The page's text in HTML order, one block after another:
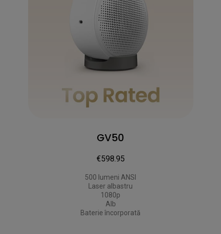
GV50
€598.95
500 lumeni ANSI
Laser albastru
1080p
Alb
Baterie încorporată